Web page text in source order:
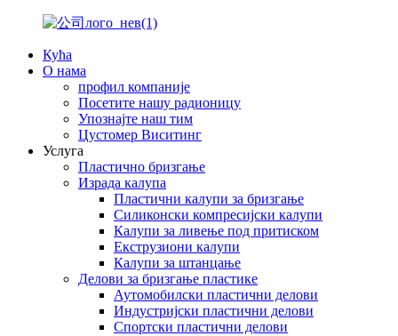
Кућа
О нама
профил компаније
Посетите нашу радионицу
Упознајте наш тим
Цустомер Виситинг
Услуга
Пластично бризгање
Израда калупа
Пластични калупи за бризгање
Силиконски компресијски калупи
Калупи за ливење под притиском
Екструзиони калупи
Калупи за штанцање
Делови за бризгање пластике
Аутомобилски пластични делови
Индустријски пластични делови
Спортски пластични делови